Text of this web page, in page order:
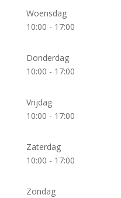
Woensdag
10:00 - 17:00
Donderdag
10:00 - 17:00
Vrijdag
10:00 - 17:00
Zaterdag
10:00 - 17:00
Zondag